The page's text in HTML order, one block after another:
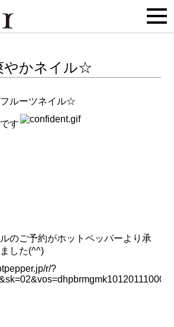
やかネイル☆
ルーツネイル☆
す
のご予約がホットペッパーより承
した(^^)
r/?